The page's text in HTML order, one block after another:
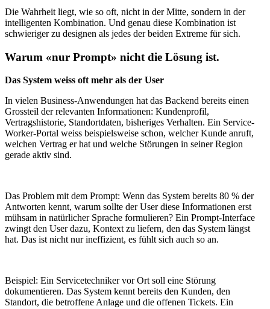
Die Wahrheit liegt, wie so oft, nicht in der Mitte, sondern in der
intelligenten Kombination. Und genau diese Kombination ist
schwieriger zu designen als jedes der beiden Extreme für sich.
Warum «nur Prompt» nicht die Lösung ist.
Das System weiss oft mehr als der User
In vielen Business-Anwendungen hat das Backend bereits einen
Grossteil der relevanten Informationen: Kundenprofil,
Vertragshistorie, Standortdaten, bisheriges Verhalten. Ein Service-
Worker-Portal weiss beispielsweise schon, welcher Kunde anruft,
welchen Vertrag er hat und welche Störungen in seiner Region
gerade aktiv sind.
Das Problem mit dem Prompt: Wenn das System bereits 80 % der
Antworten kennt, warum sollte der User diese Informationen erst
mühsam in natürlicher Sprache formulieren? Ein Prompt-Interface
zwingt den User dazu, Kontext zu liefern, den das System längst
hat. Das ist nicht nur ineffizient, es fühlt sich auch so an.
Beispiel: Ein Servicetechniker vor Ort soll eine Störung
dokumentieren. Das System kennt bereits den Kunden, den
Standort, die betroffene Anlage und die offenen Tickets. Ein